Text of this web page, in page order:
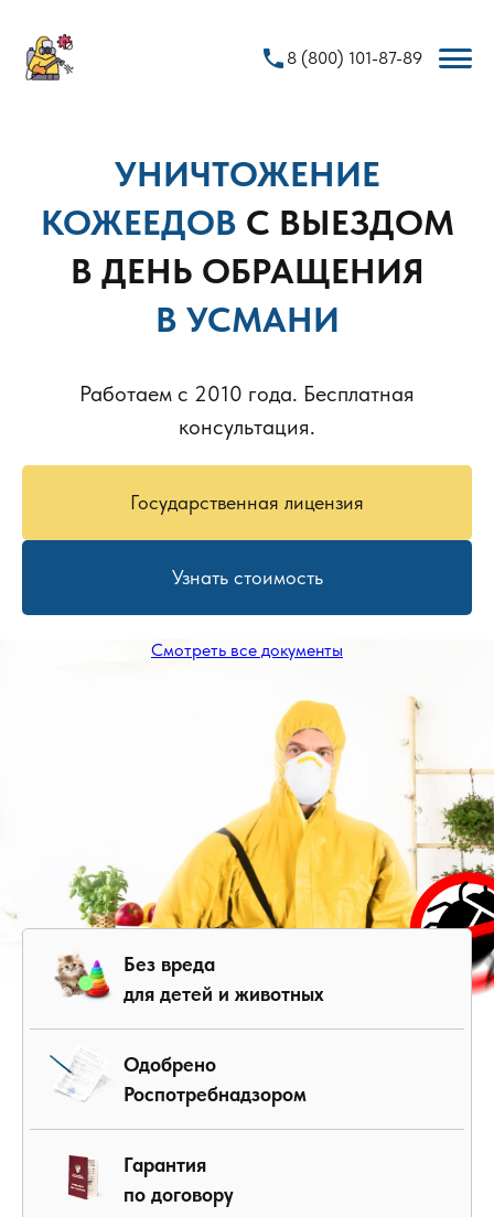
phone 8 (800) 101-87-89
УНИЧТОЖЕНИЕ
КОЖЕЕДОВ С ВЫЕЗДОМ
В ДЕНЬ ОБРАЩЕНИЯ
В УСМАНИ
Работаем с 2010 года. Бесплатная
консультация.
Государственная лицензия
Узнать стоимость
Смотреть все документы
Без вреда
для детей и животных
Одобрено
Роспотребнадзором
Гарантия
по договору